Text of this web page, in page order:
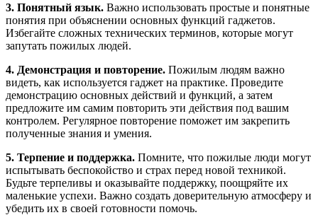
3. Понятный язык. Важно использовать простые и понятные
понятия при объяснении основных функций гаджетов.
Избегайте сложных технических терминов, которые могут
запутать пожилых людей.
4. Демонстрация и повторение. Пожилым людям важно
видеть, как используется гаджет на практике. Проведите
демонстрацию основных действий и функций, а затем
предложите им самим повторить эти действия под вашим
контролем. Регулярное повторение поможет им закрепить
полученные знания и умения.
5. Терпение и поддержка. Помните, что пожилые люди могут
испытывать беспокойство и страх перед новой техникой.
Будьте терпеливы и оказывайте поддержку, поощряйте их
маленькие успехи. Важно создать доверительную атмосферу и
убедить их в своей готовности помочь.